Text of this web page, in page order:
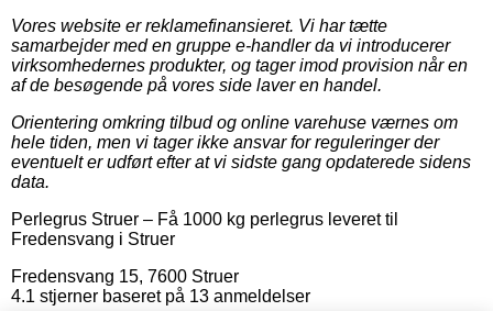
Vores website er reklamefinansieret. Vi har tætte
samarbejder med en gruppe e-handler da vi introducerer
virksomhedernes produkter, og tager imod provision når en
af de besøgende på vores side laver en handel.
Orientering omkring tilbud og online varehuse værnes om
hele tiden, men vi tager ikke ansvar for reguleringer der
eventuelt er udført efter at vi sidste gang opdaterede sidens
data.
Perlegrus Struer – Få 1000 kg perlegrus leveret til
Fredensvang i Struer
Fredensvang 15, 7600 Struer
4.1 stjerner baseret på 13 anmeldelser